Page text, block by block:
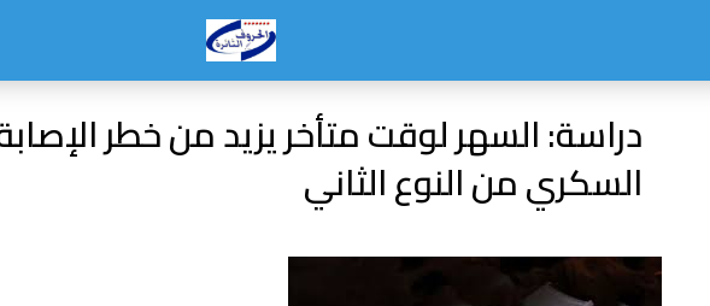
دراسة: السهر لوقت متأخر يزيد من خطر
السكري من النوع الثاني